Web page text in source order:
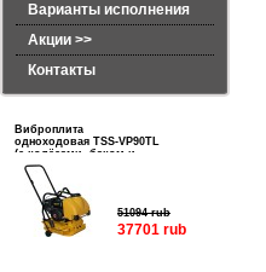
Варианты исполнения
Акции >>
Контакты
Виброплита
одноходовая TSS-VP90TL
(с колёсами, баком и
подошвой)
51094 rub
37701 rub